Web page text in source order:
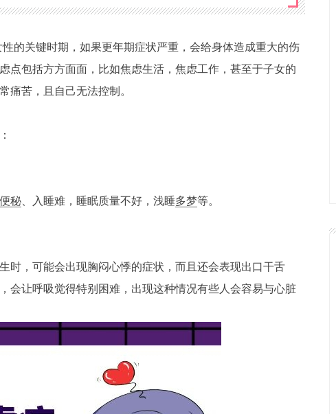
的关键时期，如果更年期症状严重，会给身体造成重大的伤
点包括方方面面，比如焦虑生活，焦虑工作，甚至于子女的
痛苦，且自己无法控制。
便秘 、入睡难，睡眠质量不好，浅睡多梦等。
时，可能会出现胸闷心悸的症状，而且还会表现出口干舌
会让呼吸觉得特别困难，出现这种情况有些人会容易与心脏